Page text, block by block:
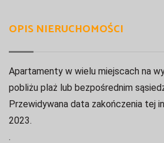
OPIS NIERUCHOMOŚCI
Apartamenty w wielu miejscach na
pobliżu plaż lub bezpośrednim
Przewidywana data zakończenia tej
2023.
.